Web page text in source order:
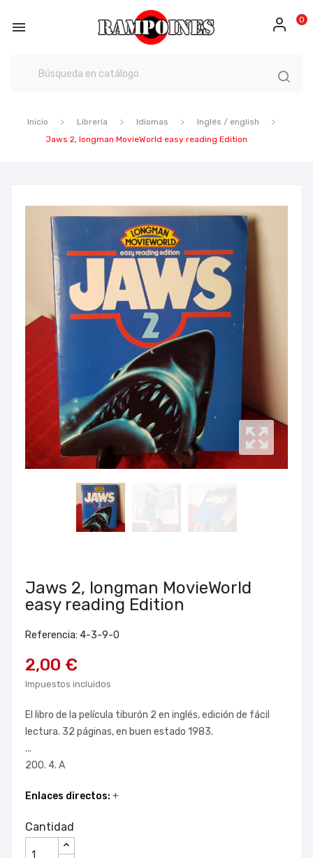
 0
Inicio Librería Idiomas
Inglés / english
Jaws 2, longman MovieWorld easy reading Edition
Jaws 2, longman MovieWorld
easy reading Edition
Referencia: 4-3-9-0
2,00 €
Impuestos incluidos
El libro de la película tiburón 2 en inglés, edición de fácil
lectura. 32 páginas, en buen estado 1983.
...
200. 4. A
Enlaces directos: +
Cantidad